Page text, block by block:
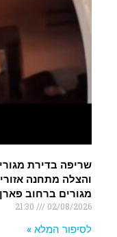
שריפה בדירת
והצלה מתחנה
מגורים ברחוב פארן 616 באילת.
02/08/2026
לסיפור המלא »